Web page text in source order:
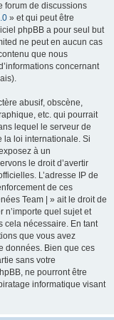
forum de discussions
» et qui peut être
phpBB a pour seul but
ne peut en aucun cas
que nous
concernant
abusif, obscène,
etc. qui pourrait
lequel le serveur de
la loi internationale. Si
à un
le droit d’avertir
L’adresse IP de
de ces
Team | » ait le droit de
n’importe quel sujet et
cela nécessaire. En tant
que vous avez
données. Bien que ces
sans votre
ne pourront être
informatique visant